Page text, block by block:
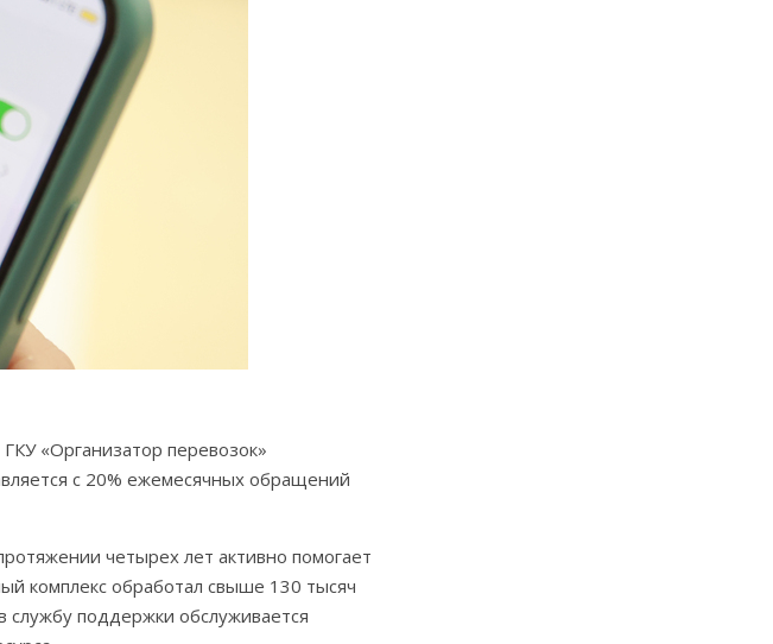
«Организатор перевозок»
с 20% ежемесячных обращений
четырех лет активно помогает
комплекс обработал свыше 130 тысяч
службу поддержки обслуживается